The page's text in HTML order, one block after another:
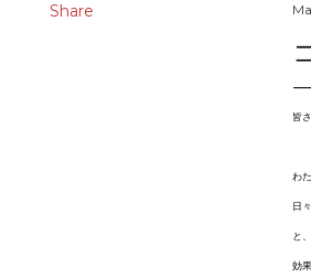
Share
皆
わ
日
と
効